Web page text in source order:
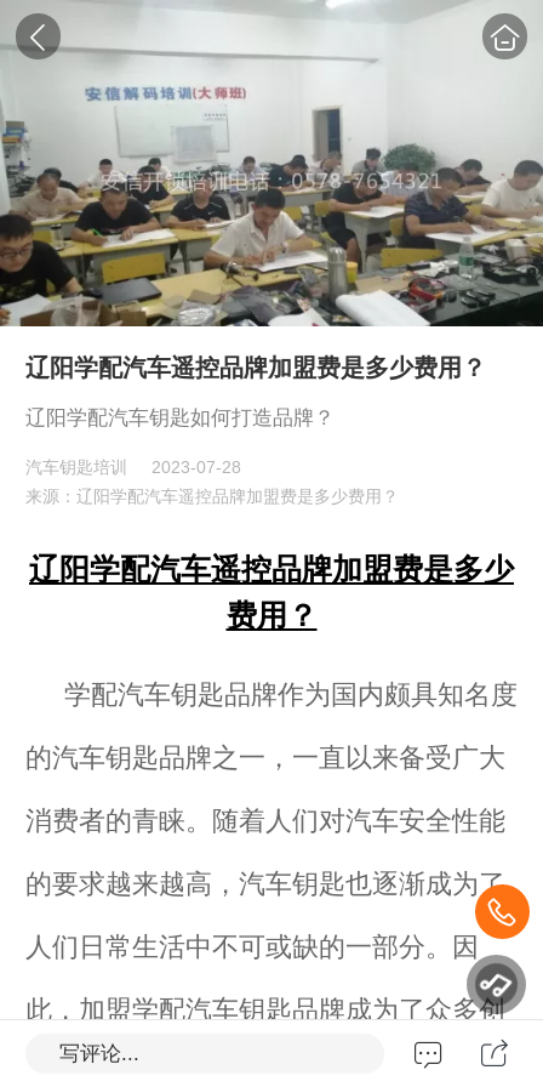
辽阳学配汽车遥控品牌加盟费是多少费用？
辽阳学配汽车钥匙如何打造品牌？
汽车钥匙培训
2023-07-28
来源：辽阳学配汽车遥控品牌加盟费是多少费用？
辽阳学配汽车遥控品牌加盟费是多少
费用？
学配汽车钥匙品牌作为国内颇具知名度
的汽车钥匙品牌之一，一直以来备受广大
消费者的青睐。随着人们对汽车安全性能
的要求越来越高，汽车钥匙也逐渐成为了
人们日常生活中不可或缺的一部分。因
此，加盟学配汽车钥匙品牌成为了众多创
辽阳学配汽
写评论...